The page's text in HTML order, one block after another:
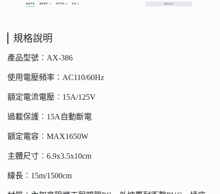
規格說明
產品型號︰AX-386
使用電壓頻率︰AC110/60Hz
額定電流電壓︰15A/125V
過載保護︰15A自動斷電
額定電容︰MAX1650W
主體尺寸︰6.9x3.5x10cm
線長︰15m/1500cm